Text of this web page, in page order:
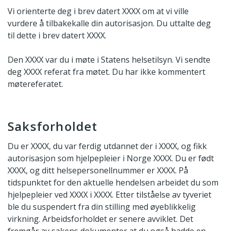
Vi orienterte deg i brev datert XXXX om at vi ville
vurdere å tilbakekalle din autorisasjon. Du uttalte deg
til dette i brev datert XXXX.
Den XXXX var du i møte i Statens helsetilsyn. Vi sendte
deg XXXX referat fra møtet. Du har ikke kommentert
møtereferatet.
Saksforholdet
Du er XXXX, du var ferdig utdannet der i XXXX, og fikk
autorisasjon som hjelpepleier i Norge XXXX. Du er født
XXXX, og ditt helsepersonellnummer er XXXX. På
tidspunktet for den aktuelle hendelsen arbeidet du som
hjelpepleier ved XXXX i XXXX. Etter tilståelse av tyveriet
ble du suspendert fra din stilling med øyeblikkelig
virkning. Arbeidsforholdet er senere avviklet. Det